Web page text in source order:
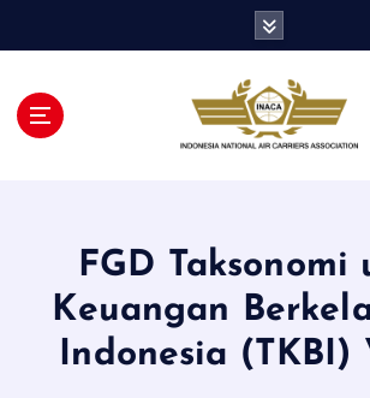
FGD Taksonomi
Keuangan
Indonesia (TKBI)